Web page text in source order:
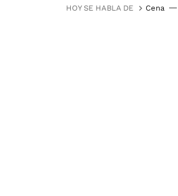
HOY SE HABLA DE Cena